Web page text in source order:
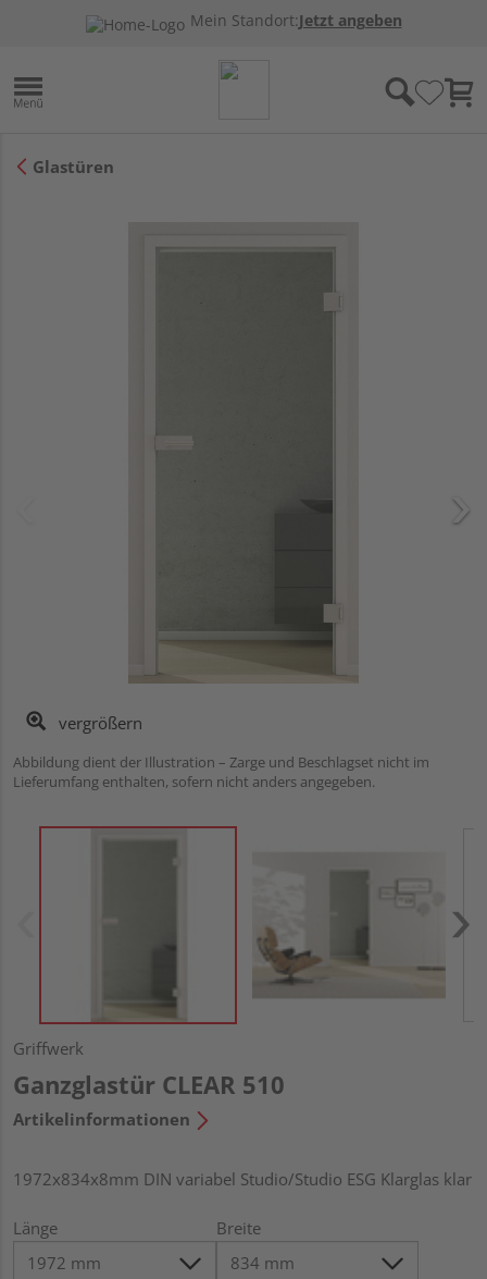
Mein Standort:Jetzt angeben
Glastüren
vergrößern
Abbildung dient der Illustration – Zarge und Beschlagset nicht im
Lieferumfang enthalten, sofern nicht anders angegeben.
Griffwerk
Ganzglastür CLEAR 510
Artikelinformationen
1972x834x8mm DIN variabel Studio/Studio ESG Klarglas klar
Länge Breite